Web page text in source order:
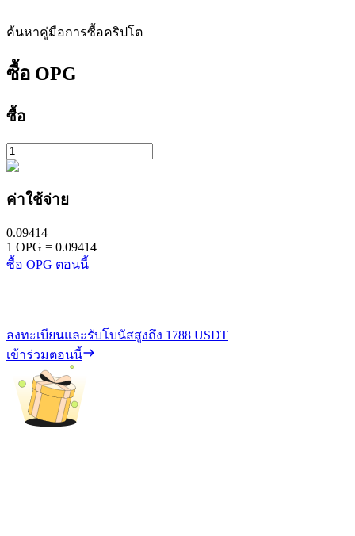
ค้นหาคู่มือการซื้อคริปโต
ซื้อ OPG
ซื้อ
ค่าใช้จ่าย
0.09414
1 OPG = 0.09414
ซื้อ OPG ตอนนี้
ลงทะเบียนและรับโบนัสสูงถึง 1788 USDT
เข้าร่วมตอนนี้